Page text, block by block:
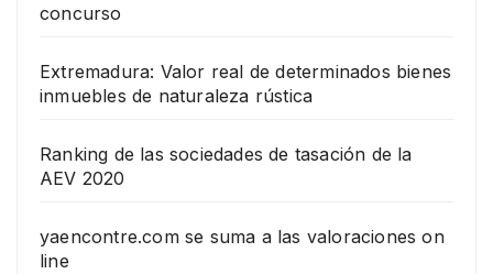
concurso
Extremadura: Valor real de determinados bienes
inmuebles de naturaleza rústica
Ranking de las sociedades de tasación de la
AEV 2020
yaencontre.com se suma a las valoraciones on
line